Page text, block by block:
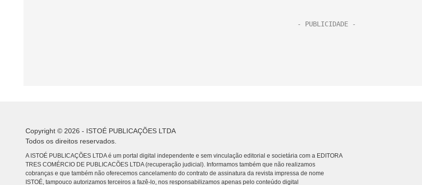
Copyright © 2026 - ISTOÉ PUBLICAÇÕES LTDA
Todos os direitos reservados.
A ISTOÉ PUBLICAÇÕES LTDA é um portal digital independente e sem vinculação editorial e societária com a EDITORA
TRES COMÉRCIO DE PUBLICACÕES LTDA (recuperação judicial). Informamos também que não realizamos
cobranças e que também não oferecemos cancelamento do contrato de assinatura da revista impressa de nome
ISTOÉ, tampouco autorizamos terceiros a fazê-lo, nos responsabilizamos apenas pelo conteúdo digital